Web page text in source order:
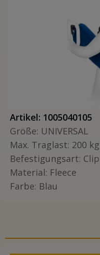
Artikel: 1005040105
Größe: UNIVERSAL
Max. Traglast: 200 kg
Befestigungsart: Clip
Material: Fleece
Farbe: Blau